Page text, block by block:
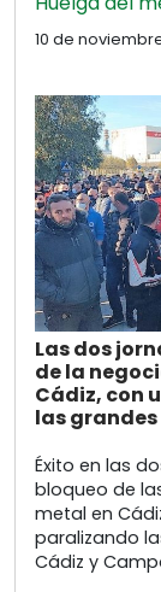
10 de
Las dos
de la
Cádiz, con
las
Éxito en las
bloqueo de
metal en
paralizando
Cádiz y